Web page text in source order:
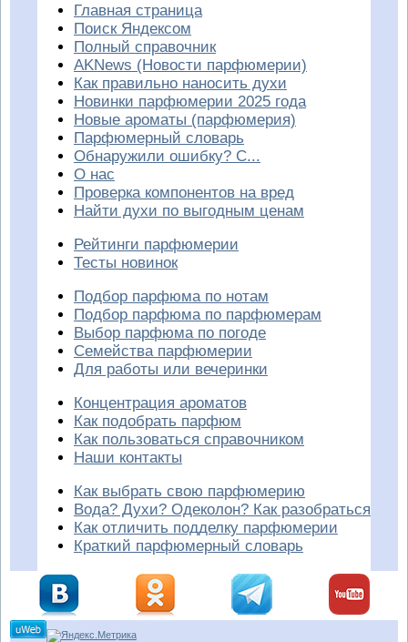
Главная страница
Поиск Яндексом
Полный справочник
AKNews (Новости парфюмерии)
Как правильно наносить духи
Новинки парфюмерии 2025 года
Новые ароматы (парфюмерия)
Парфюмерный словарь
Обнаружили ошибку? С...
О нас
Проверка компонентов на вред
Найти духи по выгодным ценам
Рейтинги парфюмерии
Тесты новинок
Подбор парфюма по нотам
Подбор парфюма по парфюмерам
Выбор парфюма по погоде
Семейства парфюмерии
Для работы или вечеринки
Концентрация ароматов
Как подобрать парфюм
Как пользоваться справочником
Наши контакты
Как выбрать свою парфюмерию
Вода? Духи? Одеколон? Как разобраться
Как отличить подделку парфюмерии
Краткий парфюмерный словарь